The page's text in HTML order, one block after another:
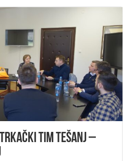
tim Tešanj –